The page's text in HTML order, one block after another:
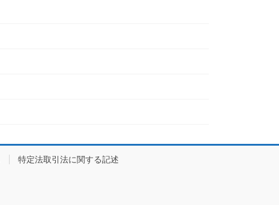
特定法取引法に関する記述